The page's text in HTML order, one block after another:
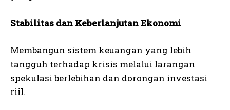
Stabilitas dan Keberlanjutan Ekonomi
Membangun sistem keuangan yang lebih
tangguh terhadap krisis melalui larangan
spekulasi berlebihan dan dorongan investasi
riil.